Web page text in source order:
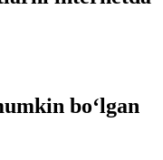
bo‘lgan